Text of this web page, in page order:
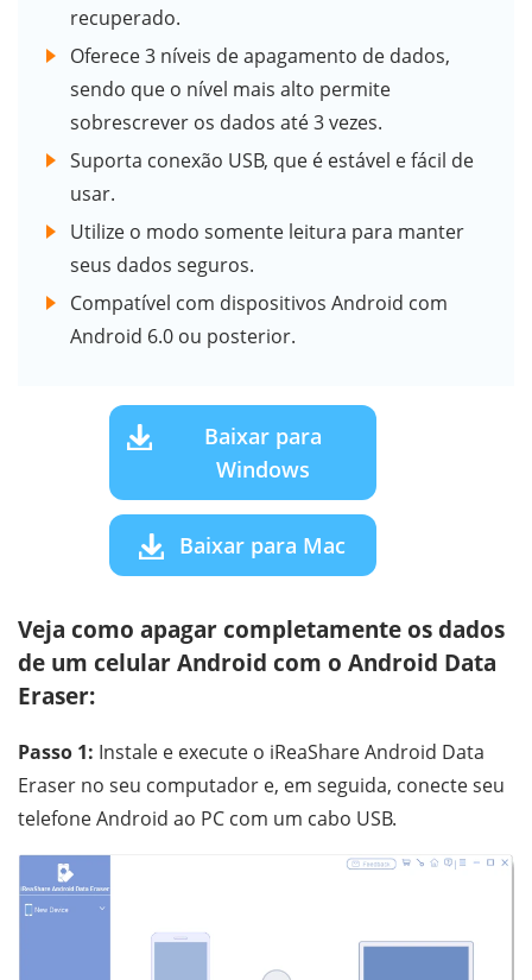
recuperado.
Oferece 3 níveis de apagamento de dados,
sendo que o nível mais alto permite
sobrescrever os dados até 3 vezes.
Suporta conexão USB, que é estável e fácil de
usar.
Utilize o modo somente leitura para manter
seus dados seguros.
Compatível com dispositivos Android com
Android 6.0 ou posterior.
Baixar para
Windows
Baixar para Mac
Veja como apagar completamente os dados
de um celular Android com o Android Data
Eraser:
Passo 1: Instale e execute o iReaShare Android Data
Eraser no seu computador e, em seguida, conecte seu
telefone Android ao PC com um cabo USB.